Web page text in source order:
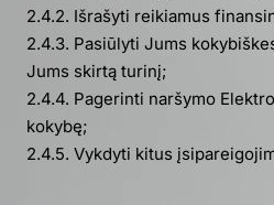
2.4.2. Išrašyti reikiamus
2.4.3. Pasiūlyti Jums
Jums skirtą turinį;
2.4.4. Pagerinti naršymo
kokybę;
2.4.5. Vykdyti kitus